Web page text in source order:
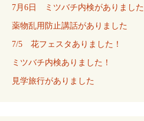
7月6日 ミツバチ内検がありました
薬物乱用防止講話がありました
7/5 花フェスタありました！
ミツバチ内検ありました！
見学旅行がありました